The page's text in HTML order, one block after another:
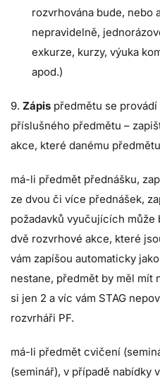
rozvrhována bude, nebo
nepravidelně,
exkurze, kurzy, výuka
apod.)
9. Zápis předmětu se
příslušného předmětu –
akce, které danému
má-li předmět přednášku,
ze dvou či více přednášek,
požadavků vyučujících může
dvě rozvrhové akce, které
vám zapíšou automaticky
nestane, předmět by měl mít
si jen 2 a víc vám STAG
rozvrháři PF.
má-li předmět cvičení
(seminář), v případě nabídky